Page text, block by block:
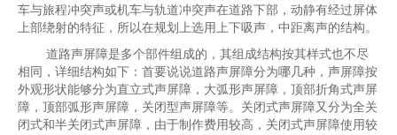
车与旅程冲突声或机车与轨道冲突声在道路下部，动静有经过屏体
上部绕射的特征，所以在规划上选用上下吸声，中距离声的结构。
道路声屏障是多个部件组成的，其组成结构按其样式也不尽
相同，详细结构如下：首要说说道路声屏障分为哪几种，声屏障按
外观形状能够分为直立式声屏障，大弧形声屏障，顶部折角式声屏
障，顶部弧形声屏障，关闭型声屏障等。关闭式声屏障又分为全关
闭式和半关闭式声屏障，由于制作费用较高，关闭式声屏障使用较